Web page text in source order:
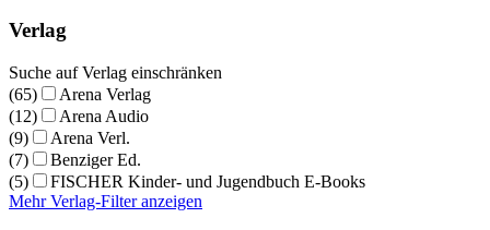
Verlag
Suche auf Verlag einschränken
(65)
Arena Verlag
(12)
Arena Audio
(9)
Arena Verl.
(7)
Benziger Ed.
(5)
FISCHER Kinder- und Jugendbuch E-Books
Mehr Verlag-Filter anzeigen